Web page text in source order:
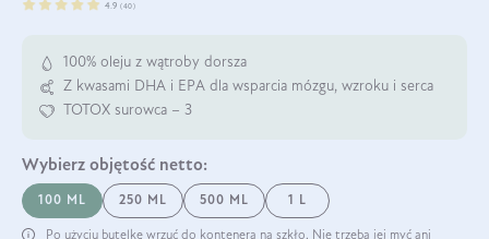
4.9 (40)
100% oleju z wątroby dorsza
Z kwasami DHA i EPA dla wsparcia mózgu, wzroku i serca
TOTOX surowca – 3
Wybierz objętość netto:
100 ML 250 ML 500 ML 1 L
Po użyciu butelkę wrzuć do kontenera na szkło. Nie trzeba jej myć ani